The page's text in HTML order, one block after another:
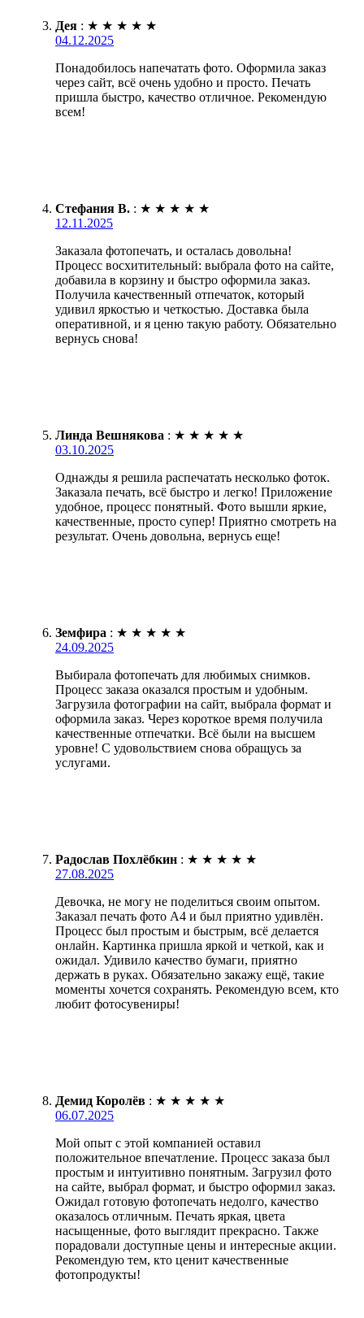
Дея : ★ ★ ★ ★ ★
04.12.2025
Понадобилось напечатать фото. Оформила заказ
через сайт, всё очень удобно и просто. Печать
пришла быстро, качество отличное. Рекомендую
всем!
Стефания В. : ★ ★ ★ ★ ★
12.11.2025
Заказала фотопечать, и осталась довольна!
Процесс восхитительный: выбрала фото на сайте,
добавила в корзину и быстро оформила заказ.
Получила качественный отпечаток, который
удивил яркостью и четкостью. Доставка была
оперативной, и я ценю такую работу. Обязательно
вернусь снова!
Линда Вешнякова : ★ ★ ★ ★ ★
03.10.2025
Однажды я решила распечатать несколько фоток.
Заказала печать, всё быстро и легко! Приложение
удобное, процесс понятный. Фото вышли яркие,
качественные, просто супер! Приятно смотреть на
результат. Очень довольна, вернусь еще!
Земфира : ★ ★ ★ ★ ★
24.09.2025
Выбирала фотопечать для любимых снимков.
Процесс заказа оказался простым и удобным.
Загрузила фотографии на сайт, выбрала формат и
оформила заказ. Через короткое время получила
качественные отпечатки. Всё были на высшем
уровне! С удовольствием снова обращусь за
услугами.
Радослав Похлёбкин : ★ ★ ★ ★ ★
27.08.2025
Девочка, не могу не поделиться своим опытом.
Заказал печать фото А4 и был приятно удивлён.
Процесс был простым и быстрым, всё делается
онлайн. Картинка пришла яркой и четкой, как и
ожидал. Удивило качество бумаги, приятно
держать в руках. Обязательно закажу ещё, такие
моменты хочется сохранять. Рекомендую всем, кто
любит фотосувениры!
Демид Королёв : ★ ★ ★ ★ ★
06.07.2025
Мой опыт с этой компанией оставил
положительное впечатление. Процесс заказа был
простым и интуитивно понятным. Загрузил фото
на сайте, выбрал формат, и быстро оформил заказ.
Ожидал готовую фотопечать недолго, качество
оказалось отличным. Печать яркая, цвета
насыщенные, фото выглядит прекрасно. Также
порадовали доступные цены и интересные акции.
Рекомендую тем, кто ценит качественные
фотопродукты!